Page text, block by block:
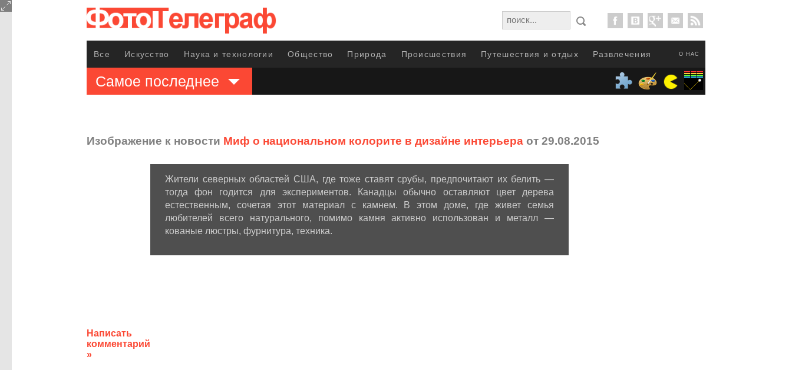
О НАС
Все Искусство Наука и технологии Общество Природа Происшествия Путешествия и отдых Развлечения
Самое последнее
Изображение к новости Миф о национальном колорите в дизайне интерьера от 29.08.2015
Написать
комментарий
»
Жители северных областей США, где тоже ставят срубы, предпочитают их белить —
тогда фон годится для экспериментов. Канадцы обычно оставляют цвет дерева
естественным, сочетая этот материал с камнем. В этом доме, где живет семья
любителей всего натурального, помимо камня активно использован и металл —
кованые люстры, фурнитура, техника.